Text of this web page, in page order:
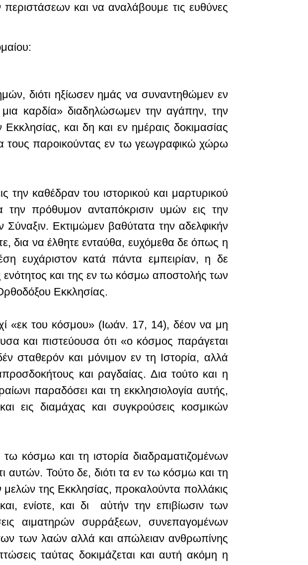
και να αναλάβουμε τις ευθύνες
διότι ηξίωσεν ημάς να συναντηθώμεν εν
καρδία» διαδηλώσωμεν την αγάπην, την
και δη και εν ημέραις δοκιμασίας
τους παροικούντας εν τω γεωγραφικώ χώρω
καθέδραν του ιστορικού και μαρτυρικού
την πρόθυμον ανταπόκρισιν υμών εις την
Εκτιμώμεν βαθύτατα την αδελφικήν
δια να έλθητε ενταύθα, ευχόμεθα δε όπως η
ευχάριστον κατά πάντα εμπειρίαν, η δε
και της εν τω κόσμω αποστολής των
Εκκλησίας.
«εκ του κόσμου» (Ιωάν. 17, 14), δέον να μη
και πιστεύουσα ότι «ο κόσμος παράγεται
σταθερόν και μόνιμον εν τη Ιστορία, αλλά
και ραγδαίας. Δια τούτο και η
παραδόσει και τη εκκλησιολογία αυτής,
εις διαμάχας και συγκρούσεις κοσμικών
κόσμω και τη ιστορία διαδραματιζομένων
αυτών. Τούτο δε, διότι τα εν τω κόσμω και τη
της Εκκλησίας, προκαλούντα πολλάκις
ενίοτε, και δι αὐτήν την επιβίωσιν των
αιματηρών συρράξεων, συνεπαγομένων
των λαών αλλά και απώλειαν ανθρωπίνης
ταύτας δοκιμάζεται και αυτή ακόμη η